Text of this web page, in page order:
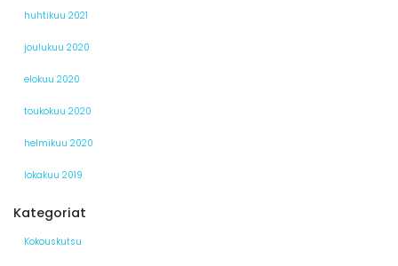
huhtikuu 2021
joulukuu 2020
elokuu 2020
toukokuu 2020
helmikuu 2020
lokakuu 2019
Kategoriat
Kokouskutsu